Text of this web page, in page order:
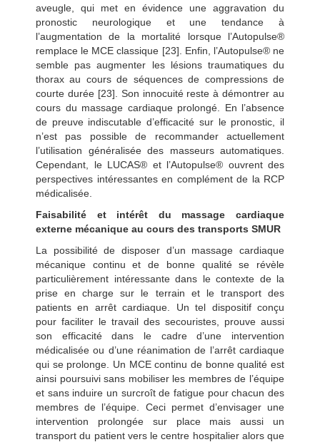
aveugle, qui met en évidence une aggravation du
pronostic neurologique et une tendance à
l’augmentation de la mortalité lorsque l’Autopulse®
remplace le MCE classique [23]. Enfin, l’Autopulse® ne
semble pas augmenter les lésions traumatiques du
thorax au cours de séquences de compressions de
courte durée [23]. Son innocuité reste à démontrer au
cours du massage cardiaque prolongé. En l’absence
de preuve indiscutable d’efficacité sur le pronostic, il
n’est pas possible de recommander actuellement
l’utilisation généralisée des masseurs automatiques.
Cependant, le LUCAS® et l’Autopulse® ouvrent des
perspectives intéressantes en complément de la RCP
médicalisée.
Faisabilité et intérêt du massage cardiaque
externe mécanique au cours des transports SMUR
La possibilité de disposer d’un massage cardiaque
mécanique continu et de bonne qualité se révèle
particulièrement intéressante dans le contexte de la
prise en charge sur le terrain et le transport des
patients en arrêt cardiaque. Un tel dispositif conçu
pour faciliter le travail des secouristes, prouve aussi
son efficacité dans le cadre d’une intervention
médicalisée ou d’une réanimation de l’arrêt cardiaque
qui se prolonge. Un MCE continu de bonne qualité est
ainsi poursuivi sans mobiliser les membres de l’équipe
et sans induire un surcroît de fatigue pour chacun des
membres de l’équipe. Ceci permet d’envisager une
intervention prolongée sur place mais aussi un
transport du patient vers le centre hospitalier alors que